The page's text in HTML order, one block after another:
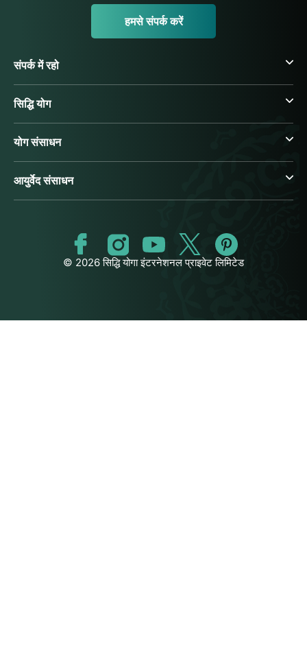
हमसे संपर्क करें
संपर्क में रहो
सिद्धि योग
योग संसाधन
आयुर्वेद संसाधन
© 2026 सिद्धि योगा इंटरनेशनल प्राइवेट लिमिटेड